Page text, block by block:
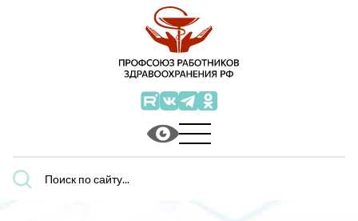
Поиск
по